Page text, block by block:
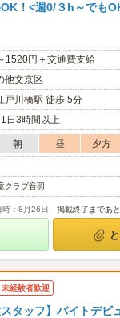
！<週0/３h～でも
1520円＋交通費支給
他文京区
戸川橋駅 徒歩 5分
日3時間以上
朝 昼 夕方
クラブ音羽
時：8月26日 掲載終了まであ
未経験者歓迎
スタッフ】バイトデビ